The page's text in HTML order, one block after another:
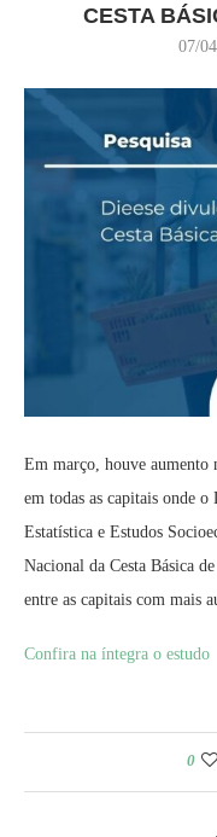
CESTA
07/
Em março, houve aumento
em todas as capitais onde
Estatística e Estudos
Nacional da Cesta Básica
entre as capitais com mais
Confira na íntegra o estudo
0